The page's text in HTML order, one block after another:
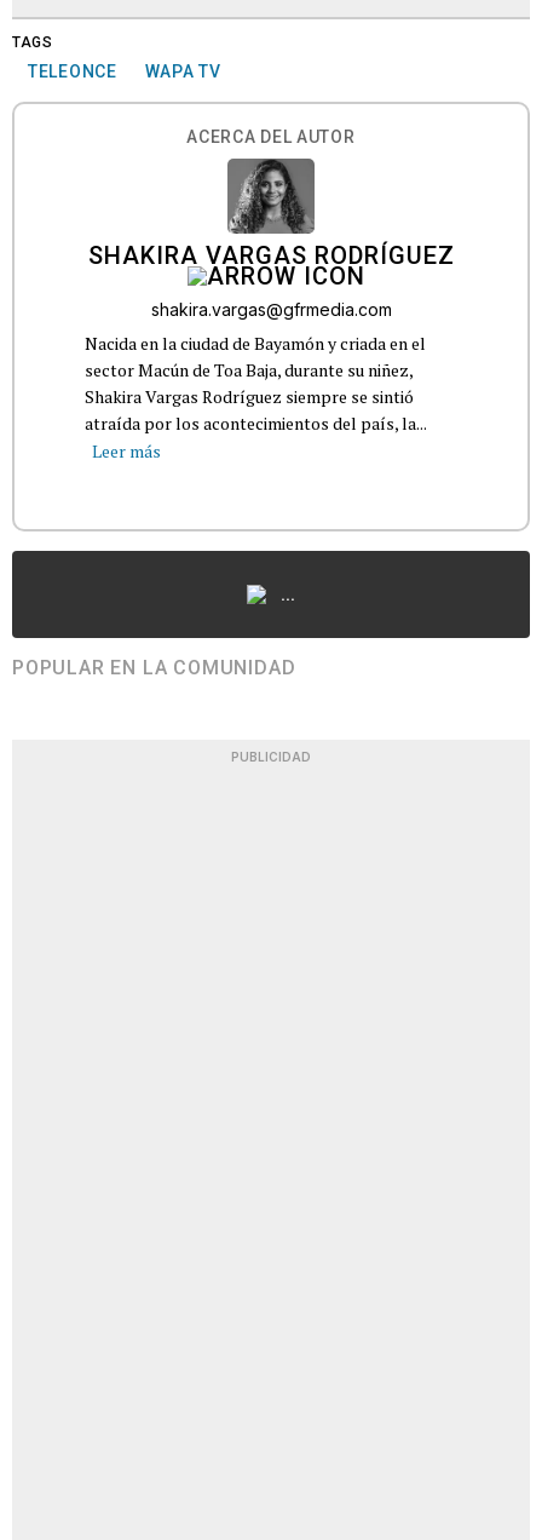
TAGS
TELEONCE WAPA TV
ACERCA DEL AUTOR
SHAKIRA VARGAS RODRÍGUEZ
shakira.vargas@gfrmedia.com
Nacida en la ciudad de Bayamón y criada en el
sector Macún de Toa Baja, durante su niñez,
Shakira Vargas Rodríguez siempre se sintió
atraída por los acontecimientos del país, la...
Leer más
...
POPULAR EN LA COMUNIDAD
PUBLICIDAD